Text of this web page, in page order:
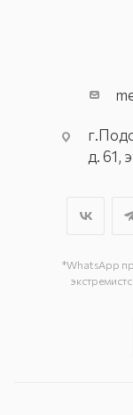
д. 61,
г.
*WhatsApp